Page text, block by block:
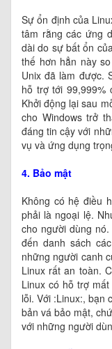
Sự ổn định của
tâm rằng các ứng
dài do sự bất ổn
thế hơn hẳn này
Unix đã làm được.
hỗ trợ tới 99,999%
Khởi động lại sau
cho Windows trở
đáng tin cậy với
vụ và ứng dụng
4. Bảo mật
Không có hệ điều
phải là ngoại lệ.
cho người dùng
đến danh sách
những người canh
Linux rất an toàn.
Linux có hỗ trợ
lỗi. Với :Linux:, bạn
bản vá bảo mật,
với những người